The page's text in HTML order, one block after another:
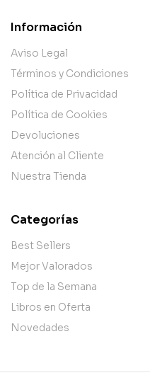
Información
Aviso Legal
Términos y Condiciones
Política de Privacidad
Política de Cookies
Devoluciones
Atención al Cliente
Nuestra Tienda
Categorías
Best Sellers
Mejor Valorados
Top de la Semana
Libros en Oferta
Novedades